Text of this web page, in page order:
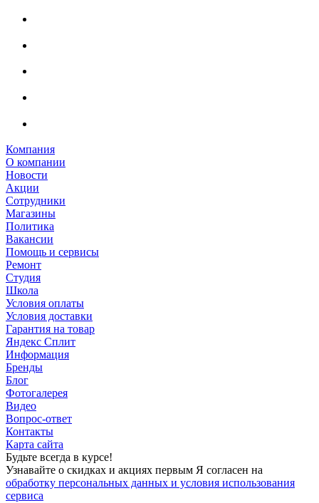
Компания
О компании
Новости
Акции
Сотрудники
Магазины
Политика
Вакансии
Помощь и сервисы
Ремонт
Студия
Школа
Условия оплаты
Условия доставки
Гарантия на товар
Яндекс Сплит
Информация
Бренды
Блог
Фотогалерея
Видео
Вопрос-ответ
Контакты
Карта сайта
Будьте всегда в курсе!
Узнавайте о скидках и акциях первым Я согласен на
обработку персональных данных и условия использования
сервиса